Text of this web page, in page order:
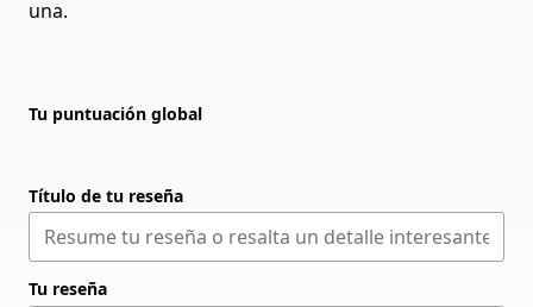
una.
Tu puntuación global
Título de tu reseña
Tu reseña